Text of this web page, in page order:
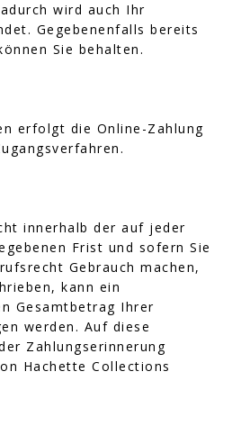
wird auch Ihr
Gegebenenfalls bereits
Sie behalten.
erfolgt die Online-Zahlung
innerhalb der auf jeder
Frist und sofern Sie
Gebrauch machen,
kann ein
Gesamtbetrag Ihrer
werden. Auf diese
Zahlungserinnerung
Hachette Collections